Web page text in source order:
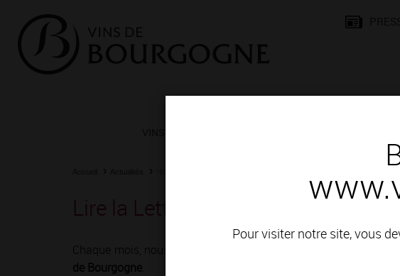
Pour visiter notre site, vous
Lire la Lettre des Vins de Bourgogne
Chaque mois, nous vous proposons de retrouver les dernières
de Bourgogne